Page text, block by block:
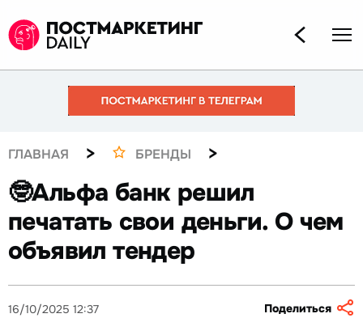
ГЛАВНАЯ > БРЕНДЫ >
🤓Альфа банк решил
печатать свои деньги. О чем
объявил тендер
16/10/2025 12:37 Поделиться